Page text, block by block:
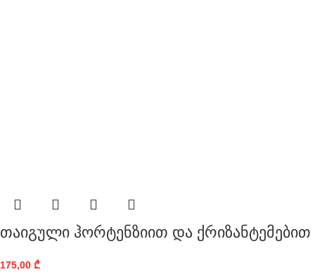
თაიგული ჰორტენზიით და ქრიზანტემებით
175,00 ₾